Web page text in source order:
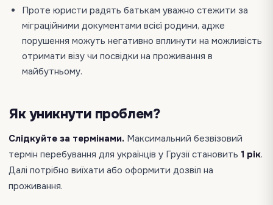
Проте юристи радять батькам уважно стежити за
міграційними документами всієї родини, адже
порушення можуть негативно вплинути на можливість
отримати візу чи посвідки на проживання в
майбутньому.
Як уникнути проблем?
Слідкуйте за термінами. Максимальний безвізовий
термін перебування для українців у Грузії становить 1 рік.
Далі потрібно виїхати або оформити дозвіл на
проживання.